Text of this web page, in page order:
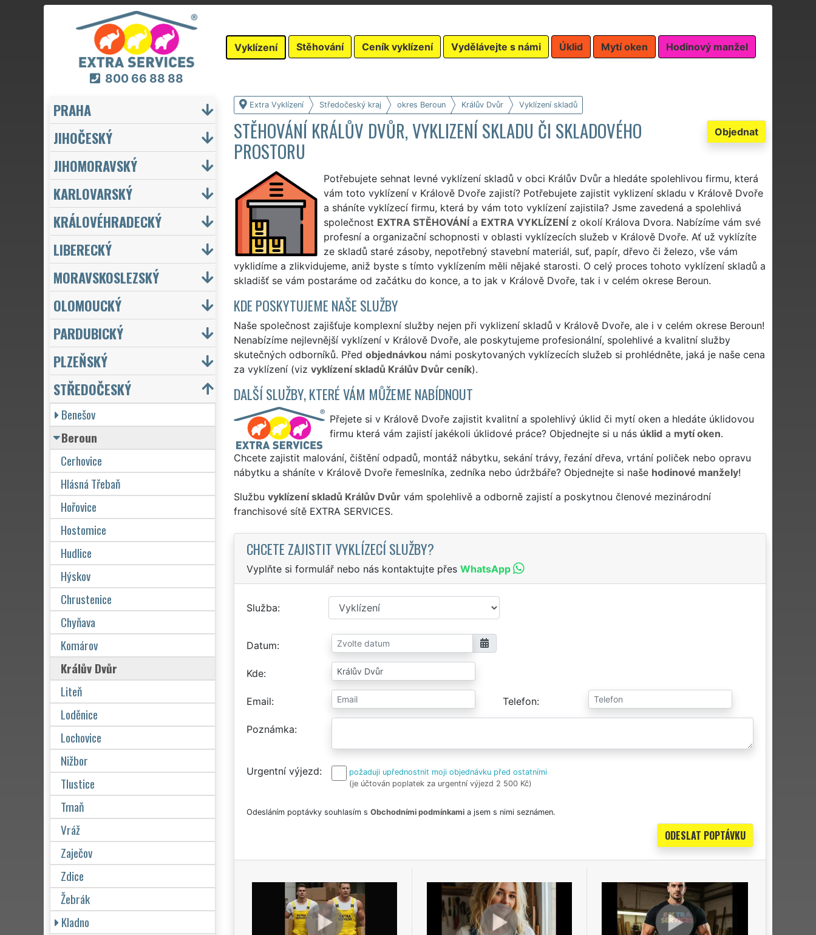
800 66 88 88
Vyklízení Stěhování Ceník vyklízení Vydělávejte s námi Úklid Mytí oken Hodinový manžel
Extra Vyklízení Středočeský kraj okres Beroun Králův Dvůr Vyklízení skladů
Objednat
STĚHOVÁNÍ KRÁLŮV DVŮR, VYKLIZENÍ SKLADU ČI SKLADOVÉHO
PROSTORU
Potřebujete sehnat levné vyklízení skladů v obci Králův Dvůr a hledáte spolehlivou firmu, která
vám toto vyklízení v Králově Dvoře zajistí? Potřebujete zajistit vyklizení skladu v Králově Dvoře
a sháníte vyklízecí firmu, která by vám toto vyklízení zajistila? Jsme zavedená a spolehlivá
společnost EXTRA STĚHOVÁNÍa EXTRA VYKLÍZENÍz okolí Králova Dvora. Nabízíme vám své
profesní a organizační schopnosti v oblasti vyklízecích služeb v Králově Dvoře. Ať už vyklízíte
ze skladů staré zásoby, nepotřebný stavební materiál, suť, papír, dřevo či železo, vše vám
vyklidíme a zlikvidujeme, aniž byste s tímto vyklízením měli nějaké starosti. O celý proces tohoto vyklízení skladů a
skladišť se vám postaráme od začátku do konce, a to jak v Králově Dvoře, tak i v celém okrese Beroun.
KDE POSKYTUJEME NAŠE SLUŽBY
Naše společnost zajišťuje komplexní služby nejen při vyklizení skladů v Králově Dvoře, ale i v celém okrese Beroun!
Nenabízíme nejlevnější vyklízení v Králově Dvoře, ale poskytujeme profesionální, spolehlivé a kvalitní služby
skutečných odborníků. Před objednávkou námi poskytovaných vyklízecích služeb si prohlédněte, jaká je naše cena
za vyklízení (viz vyklízení skladů Králův Dvůr ceník).
DALŠÍ SLUŽBY, KTERÉ VÁM MŮŽEME NABÍDNOUT
Přejete si v Králově Dvoře zajistit kvalitní a spolehlivý úklid či mytí oken a hledáte úklidovou
firmu která vám zajistí jakékoli úklidové práce? Objednejte si u nás úklid a mytí oken.
Chcete zajistit malování, čištění odpadů, montáž nábytku, sekání trávy, řezání dřeva, vrtání poliček nebo opravu
nábytku a sháníte v Králově Dvoře řemeslníka, zedníka nebo údržbáře? Objednejte si naše hodinové manžely!
Službu vyklízení skladů Králův Dvůrvám spolehlivě a odborně zajistí a poskytnou členové mezinárodní
franchisové sítě EXTRA SERVICES.
CHCETE ZAJISTIT VYKLÍZECÍ SLUŽBY?
Vyplňte si formulář nebo nás kontaktujte přes WhatsApp
Služba
Datum
Kde
Email Telefon
Poznámka
Urgentní výjezd
požaduji upřednostnit moji objednávku před ostatními
(je účtován poplatek za urgentní výjezd 2 500 Kč)
Odesláním poptávky souhlasím s Obchodními podmínkamia jsem s nimi seznámen.
PRAHA
JIHOČESKÝ
JIHOMORAVSKÝ
KARLOVARSKÝ
KRÁLOVÉHRADECKÝ
LIBERECKÝ
MORAVSKOSLEZSKÝ
OLOMOUCKÝ
PARDUBICKÝ
PLZEŇSKÝ
STŘEDOČESKÝ
Benešov
Beroun
Cerhovice
Hlásná Třebaň
Hořovice
Hostomice
Hudlice
Hýskov
Chrustenice
Chyňava
Komárov
Králův Dvůr
Liteň
Loděnice
Lochovice
Nižbor
Tlustice
Tmaň
Vráž
Zaječov
Zdice
Žebrák
Kladno